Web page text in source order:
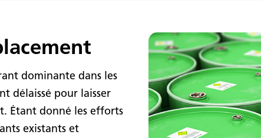
dominante dans les
délaissé pour laisser
Étant donné les efforts
existants et